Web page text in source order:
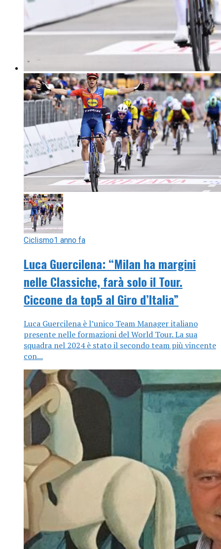
Ciclismo1 anno fa
Luca Guercilena: “Milan ha margini
nelle Classiche, farà solo il Tour.
Ciccone da top5 al Giro d’Italia”
Luca Guercilena è l’unico Team Manager italiano
presente nelle formazioni del World Tour. La sua
squadra nel 2024 è stato il secondo team più vincente
con...